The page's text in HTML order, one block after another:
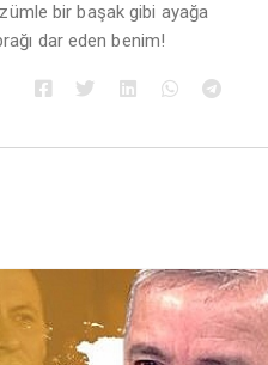
bir başak gibi ayağa
dar eden benim!